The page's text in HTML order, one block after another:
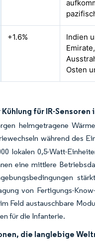
+1.6%
Indien
Osten
für IR-
helmgetragene
während des
lokalen 0,5-Watt-
eine mittlere
von Fertigungs-
Feld austauschbare
für die Infanterie.
die langlebige